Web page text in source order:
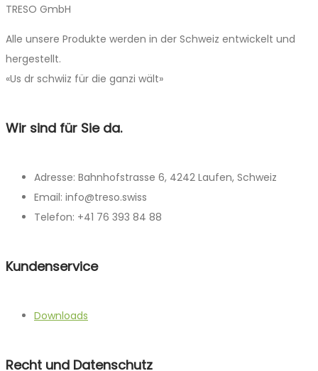
TRESO GmbH
Alle unsere Produkte werden in der Schweiz entwickelt und
hergestellt.
«Us dr schwiiz für die ganzi wält»
Wir sind für Sie da.
Adresse: Bahnhofstrasse 6, 4242 Laufen, Schweiz
Email: info@treso.swiss
Telefon: +41 76 393 84 88
Kundenservice
Downloads
Recht und Datenschutz